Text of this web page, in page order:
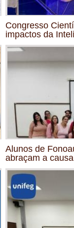
Congresso
impactos da
Alunos de
abraçam a